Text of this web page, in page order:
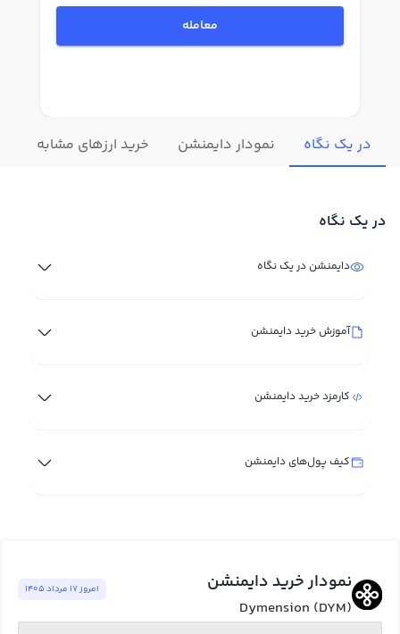
معامله
در یک نگاه نمودار دایمنشن خرید ارزهای مشابه
در یک نگاه
دایمنشن در یک نگاه
آموزش خرید دایمنشن
کارمزد خرید دایمنشن
کیف پول‌های دایمنشن
نمودار خرید دایمنشن
Dymension (DYM)
امروز ١٧ مرداد ١٤٠٥